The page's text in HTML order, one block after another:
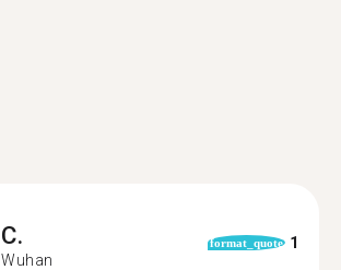
C.
Wuhan
format_quote 1